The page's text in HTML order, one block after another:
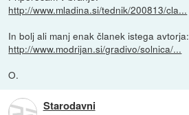
http://www.mladina.si/tednik/200813/cla...
In bolj ali manj enak članek istega avtorja:
http://www.modrijan.si/gradivo/solnica/...
O.
Starodavni